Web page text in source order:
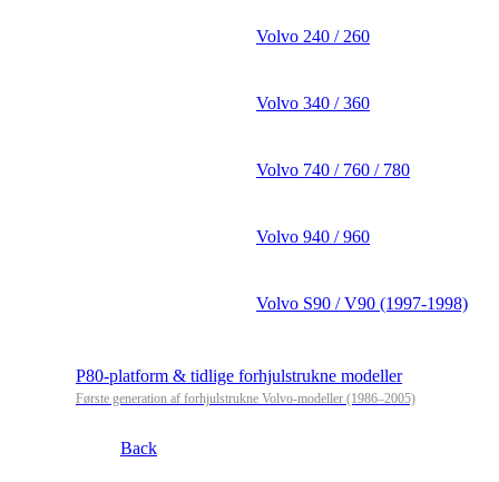
Volvo 240 / 260
Volvo 340 / 360
Volvo 740 / 760 / 780
Volvo 940 / 960
Volvo S90 / V90 (1997-1998)
P80-platform & tidlige forhjulstrukne modeller
Første generation af forhjulstrukne Volvo-modeller (1986–2005)
Back